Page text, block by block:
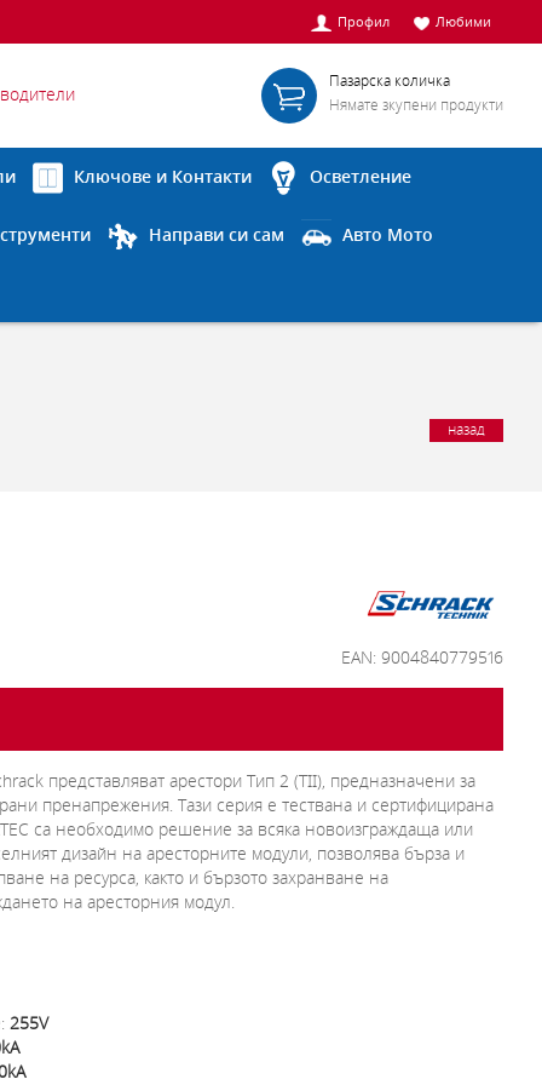
Профил Любими
Пазарска количка
Нямате зкупени продукти
Ключове и Контакти Осветление
Направи си сам Авто Мото
назад
EAN: 9004840779516
представляват арестори Тип 2 (TII), предназначени за
пренапрежения. Тази серия е тествана и сертифицирана
са необходимо решение за всяка новоизграждаща или
дизайн на аресторните модули, позволява бърза и
на ресурса, както и бързото захранване на
на аресторния модул.
255V